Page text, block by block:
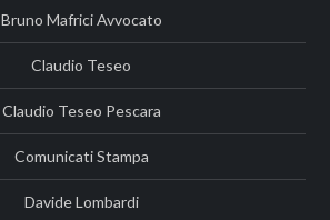
Bruno Mafrici Avvocato
Claudio Teseo
Claudio Teseo Pescara
Comunicati Stampa
Davide Lombardi